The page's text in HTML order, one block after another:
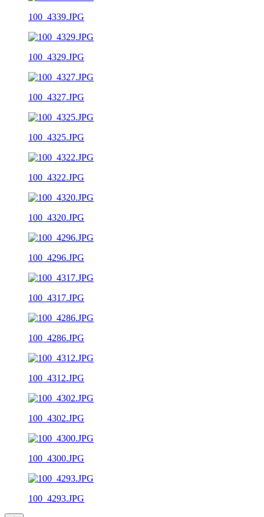
100_4339.JPG
100_4329.JPG
100_4327.JPG
100_4325.JPG
100_4322.JPG
100_4320.JPG
100_4296.JPG
100_4317.JPG
100_4286.JPG
100_4312.JPG
100_4302.JPG
100_4300.JPG
100_4293.JPG